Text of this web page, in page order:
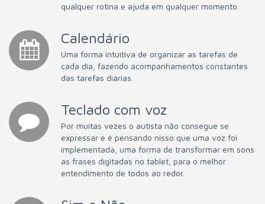
qualquer rotina e ajuda em qualquer momento.
Calendário
Uma forma intuitiva de organizar as tarefas de
cada dia, fazendo acompanhamentos constantes
das tarefas diárias.
Teclado com voz
Por muitas vezes o autista não consegue se
expressar e é pensando nisso que uma voz foi
implementada, uma forma de transformar em sons
as frases digitadas no tablet, para o melhor
entendimento de todos ao redor.